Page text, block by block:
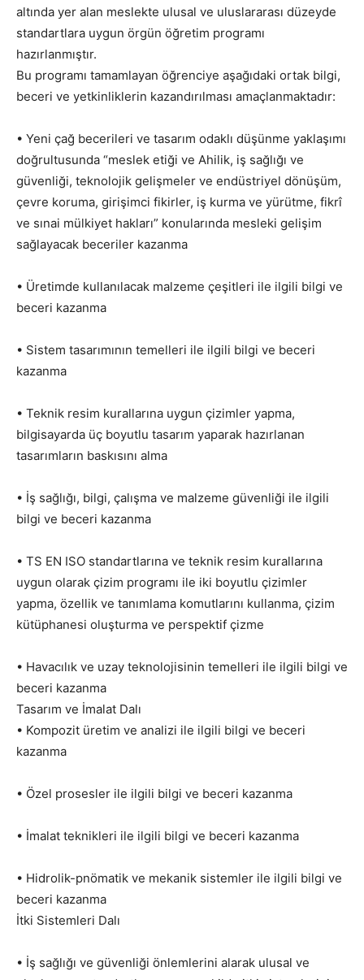
altında yer alan meslekte ulusal ve uluslararası düzeyde
standartlara uygun örgün öğretim programı
hazırlanmıştır.
Bu programı tamamlayan öğrenciye aşağıdaki ortak bilgi,
beceri ve yetkinliklerin kazandırılması amaçlanmaktadır:
• Yeni çağ becerileri ve tasarım odaklı düşünme yaklaşımı
doğrultusunda “meslek etiği ve Ahilik, iş sağlığı ve
güvenliği, teknolojik gelişmeler ve endüstriyel dönüşüm,
çevre koruma, girişimci fikirler, iş kurma ve yürütme, fikrî
ve sınai mülkiyet hakları” konularında mesleki gelişim
sağlayacak beceriler kazanma
• Üretimde kullanılacak malzeme çeşitleri ile ilgili bilgi ve
beceri kazanma
• Sistem tasarımının temelleri ile ilgili bilgi ve beceri
kazanma
• Teknik resim kurallarına uygun çizimler yapma,
bilgisayarda üç boyutlu tasarım yaparak hazırlanan
tasarımların baskısını alma
• İş sağlığı, bilgi, çalışma ve malzeme güvenliği ile ilgili
bilgi ve beceri kazanma
• TS EN ISO standartlarına ve teknik resim kurallarına
uygun olarak çizim programı ile iki boyutlu çizimler
yapma, özellik ve tanımlama komutlarını kullanma, çizim
kütüphanesi oluşturma ve perspektif çizme
• Havacılık ve uzay teknolojisinin temelleri ile ilgili bilgi ve
beceri kazanma
Tasarım ve İmalat Dalı
• Kompozit üretim ve analizi ile ilgili bilgi ve beceri
kazanma
• Özel prosesler ile ilgili bilgi ve beceri kazanma
• İmalat teknikleri ile ilgili bilgi ve beceri kazanma
• Hidrolik-pnömatik ve mekanik sistemler ile ilgili bilgi ve
beceri kazanma
İtki Sistemleri Dalı
• İş sağlığı ve güvenliği önlemlerini alarak ulusal ve